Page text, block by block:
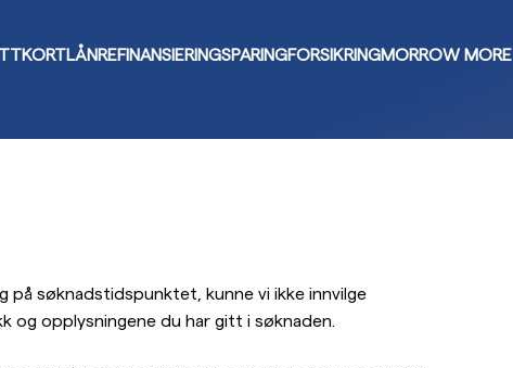
LÅNREFINANSIERINGSPARINGFORSIKRINGMORROW MORE
på søknadstidspunktet, kunne vi ikke innvilge
og opplysningene du har gitt i søknaden.